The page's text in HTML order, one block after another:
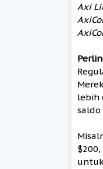
Axi
lebih